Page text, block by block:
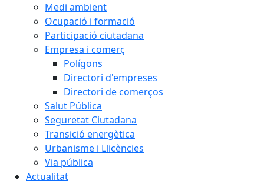
Medi ambient
Ocupació i formació
Participació ciutadana
Empresa i comerç
Polígons
Directori d'empreses
Directori de comerços
Salut Pública
Seguretat Ciutadana
Transició energètica
Urbanisme i Llicències
Via pública
Actualitat